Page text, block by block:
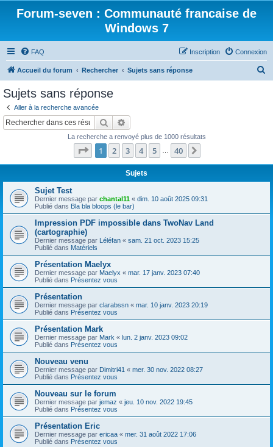
Forum-seven : Communauté francaise de
Windows 7
FAQ Connexion
Inscription
Accueil du forum Rechercher Sujets sans réponse
Sujets sans réponse
Aller à la recherche avancée
Rechercher
La recherche a renvoyé plus de 1000 résultats
Page 1sur40
1 2 3 4 5 40
Sujets
Sujet Test
Dernier message par chantal11 « dim. 10 août 2025 09:31
Publié dans Bla bla bloops (le bar)
Impression PDF impossible dans TwoNav Land
(cartographie)
Dernier message par Léléfan « sam. 21 oct. 2023 15:25
Publié dans Matériels
Présentation Maelyx
Dernier message par Maelyx « mar. 17 janv. 2023 07:40
Publié dans Présentez vous
Présentation
Dernier message par clarabssn « mar. 10 janv. 2023 20:19
Publié dans Présentez vous
Présentation Mark
Dernier message par Mark « lun. 2 janv. 2023 09:02
Publié dans Présentez vous
Nouveau venu
Dernier message par Dimitri41 « mer. 30 nov. 2022 08:27
Publié dans Présentez vous
Nouveau sur le forum
Dernier message par jemaz « jeu. 10 nov. 2022 19:45
Publié dans Présentez vous
Présentation Eric
Dernier message par ericaa « mer. 31 août 2022 17:06
Publié dans Présentez vous